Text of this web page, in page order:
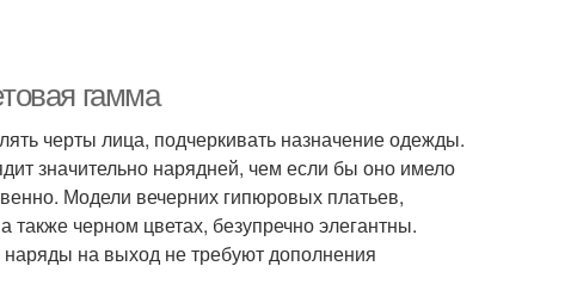
гамма
черты лица, подчеркивать назначение одежды.
значительно нарядней, чем если бы оно имело
Модели вечерних гипюровых платьев,
черном цветах, безупречно элегантны.
на выход не требуют дополнения